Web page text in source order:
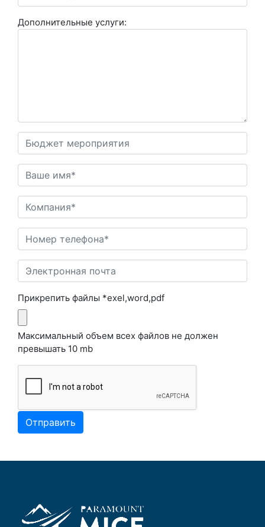
Дополнительные услуги:
Прикрепить файлы *exel,word,pdf
Максимальный объем всех файлов не должен
превышать 10 mb